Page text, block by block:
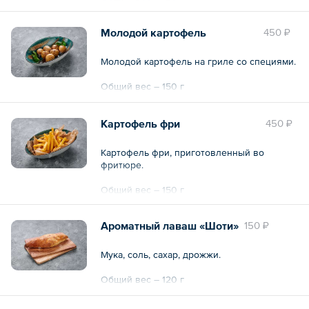
450 ₽
Молодой картофель
Молодой картофель на гриле со специями.
Общий вес – 150 г
450 ₽
Картофель фри
Картофель фри, приготовленный во
фритюре.
Общий вес – 150 г
150 ₽
Ароматный лаваш «Шоти»
Мука, соль, сахар, дрожжи.
Общий вес – 120 г